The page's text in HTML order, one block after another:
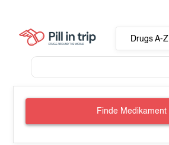
Drugs A-Z
Finde Medikament